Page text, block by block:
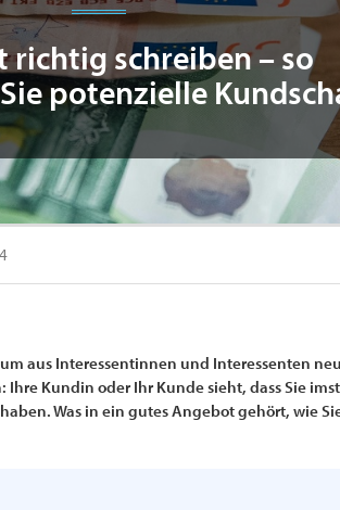
richtig schreiben – so
potenzielle
aus Interessentinnen und Interessenten
Kundin oder Ihr Kunde sieht, dass Sie
Was in ein gutes Angebot gehört, wie